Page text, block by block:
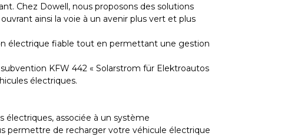
Chez Dowell, nous proposons des solutions
ainsi la voie à un avenir plus vert et plus
électrique fiable tout en permettant une gestion
KFW 442 « Solarstrom für Elektroautos
électriques.
associée à un système
permettre de recharger votre véhicule électrique